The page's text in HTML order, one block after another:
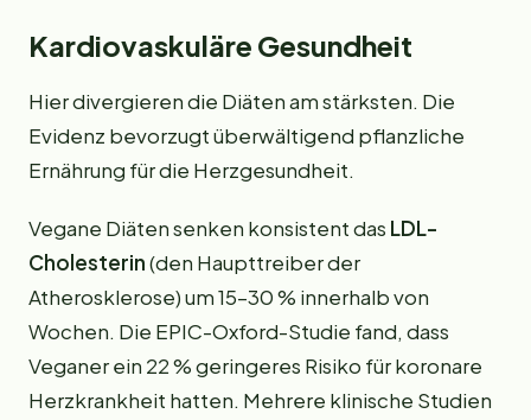
Kardiovaskuläre Gesundheit
Hier divergieren die Diäten am stärksten. Die
Evidenz bevorzugt überwältigend pflanzliche
Ernährung für die Herzgesundheit.
Vegane Diäten senken konsistent das LDL-
Cholesterin(den Haupttreiber der
Atherosklerose) um 15–30 % innerhalb von
Wochen. Die EPIC-Oxford-Studie fand, dass
Veganer ein 22 % geringeres Risiko für koronare
Herzkrankheit hatten. Mehrere klinische Studien